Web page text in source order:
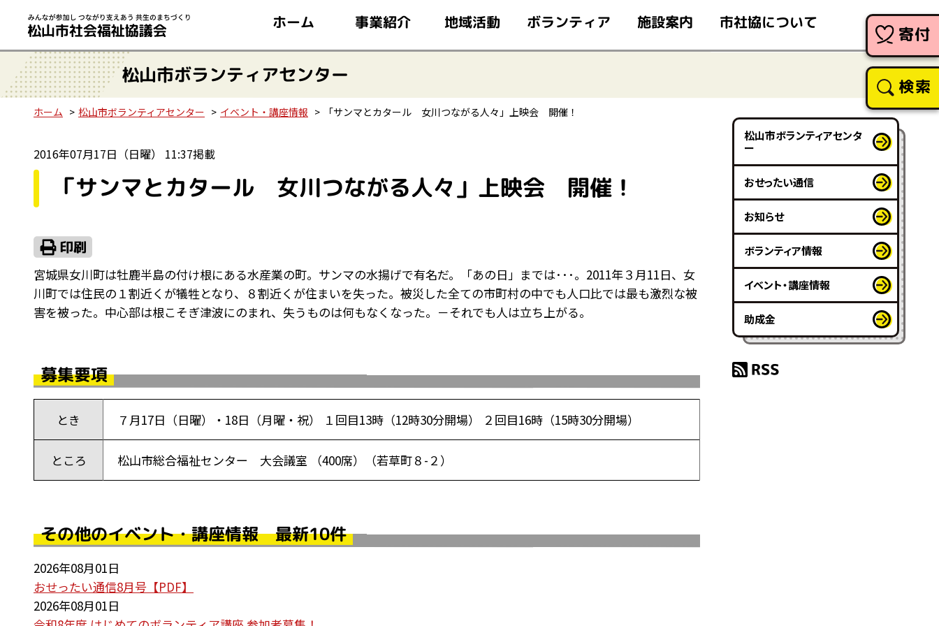
ホーム 事業紹介 地域活動 ボランティア 施設案内 市社協について
寄付
検索
松山市ボランティアセンター
ホーム 松山市ボランティアセンター イベント・講座情報 「サンマとカタール 女川つながる人々」上映会 開催！
2016年07月17日（日曜） 11:37掲載
「サンマとカタール 女川つながる人々」上映会 開催！
宮城県女川町は牡鹿半島の付け根にある水産業の町。サンマの水揚げで有名だ。「あの日」までは･･･。2011年３月11日、女
川町では住民の１割近くが犠牲となり、８割近くが住まいを失った。被災した全ての市町村の中でも人口比では最も激烈な被
害を被った。中心部は根こそぎ津波にのまれ、失うものは何もなくなった。－それでも人は立ち上がる。
募集要項
とき ７月17日（日曜）・18日（月曜・祝） １回目13時（12時30分開場） ２回目16時（15時30分開場）
ところ 松山市総合福祉センター 大会議室 （400席）（若草町８-２）
その他のイベント・講座情報 最新10件
2026年08月01日
おせったい通信8月号【PDF】
2026年08月01日
松山市ボランティアセンタ
ー
おせったい通信
お知らせ
ボランティア情報
イベント・講座情報
助成金